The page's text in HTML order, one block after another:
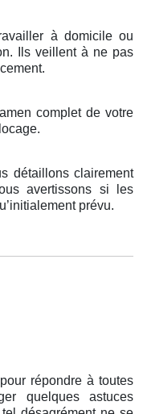
à domicile ou
Ils veillent à ne pas
complet de votre
détaillons clairement
avertissons si les
prévu.
répondre à toutes
quelques astuces